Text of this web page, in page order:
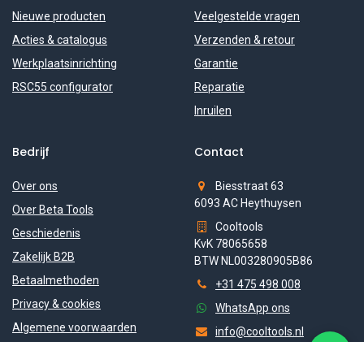
Nieuwe producten
Acties & catalogus
Werkplaatsinrichting
RSC55 configurator
Veelgestelde vragen
Verzenden & retour
Garantie
Reparatie
Inruilen
Bedrijf
Over ons
Over Beta Tools
Geschiedenis
Zakelijk B2B
Betaalmethoden
Privacy & cookies
Algemene voorwaarden
Contact
Biesstraat 63
6093 AC Heythuysen
Cooltools
KvK 78065658
BTW NL003280905B86
+31 475 498 008
WhatsApp ons
info@cooltools.nl